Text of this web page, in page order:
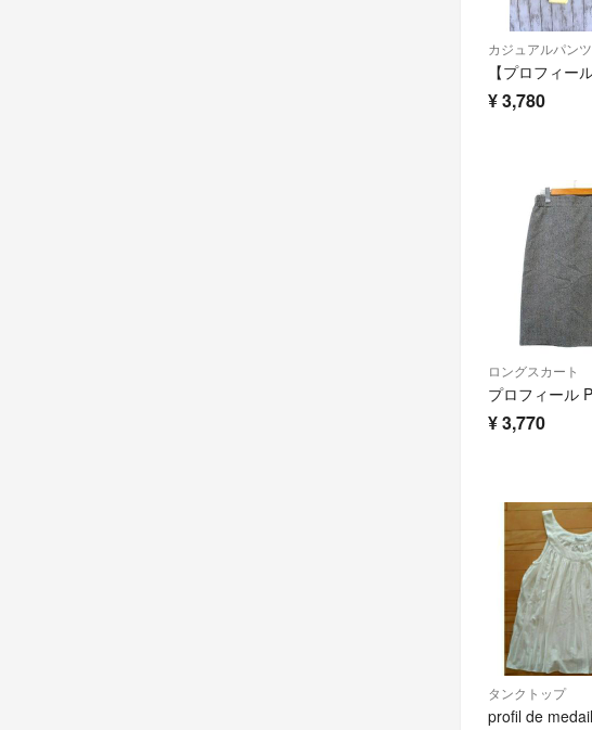
カジュアルパンツ
¥3,780
ロングスカート
¥3,770
タンクトップ